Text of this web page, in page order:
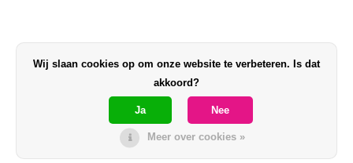
Wij slaan cookies op om onze website te verbeteren. Is dat
akkoord?
Ja Nee
Meer over cookies »